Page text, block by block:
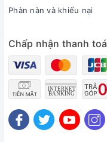
Phàn nàn và khiếu nại
Chấp nhận thanh